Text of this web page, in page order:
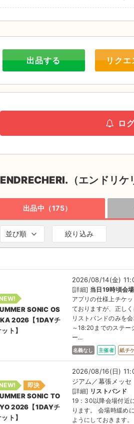
出品する リクエ
ロ
（エンドリケ
出品中（175）
並び順 絞り込み
SONIC OS
2026【1DAYチ
ト】
2026/08/14(金)
[詳細] 当日19時頃会
アプリの仕様上チケ
ておりますが、正し
リストバンドのみを
～18:20までのステー
ー...
名義なし 主催者 紙チ
即決
SONIC TO
2026【1DAYチ
ト】
2026/08/16(日)
ジアム／幕張メッセ
[詳細] リストバンド
19：30以降会場付近
ります。 会場時緩め
ようにしておきます。